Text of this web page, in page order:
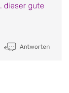
dieser gute
Antworten